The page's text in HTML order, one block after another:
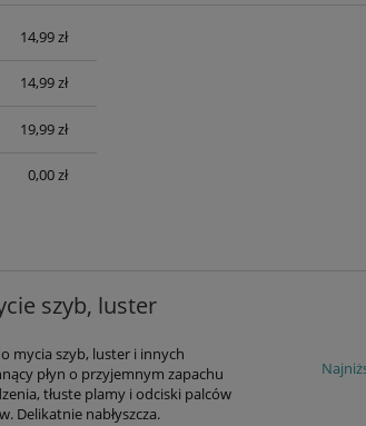
14,99 zł
14,99 zł
19,99 zł
0,00 zł
szyb, luster
mycia szyb, luster i innych
płyn o przyjemnym zapachu
tłuste plamy i odciski palców
Delikatnie nabłyszcza.